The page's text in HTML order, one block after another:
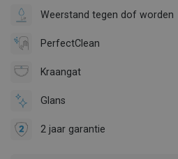
Weerstand tegen dof worden
PerfectClean
Kraangat
Glans
2 jaar garantie